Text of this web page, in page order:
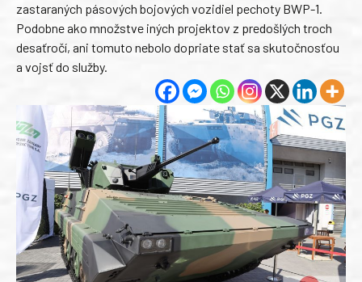
zastaraných pásových bojových vozidiel pechoty BWP-1.
Podobne ako množstve iných projektov z predošlých troch
desaťročí, ani tomuto nebolo dopriate stať sa skutočnosťou
a vojsť do služby.